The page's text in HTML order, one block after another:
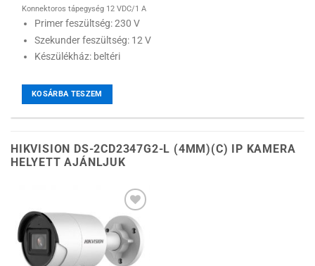
Konnektoros tápegység 12 VDC/1 A
Primer feszültség: 230 V
Szekunder feszültség: 12 V
Készülékház: beltéri
KOSÁRBA TESZEM
HIKVISION DS-2CD2347G2-L (4MM)(C) IP KAMERA
HELYETT AJÁNLJUK
Hozzáadás a
kívánságlistához